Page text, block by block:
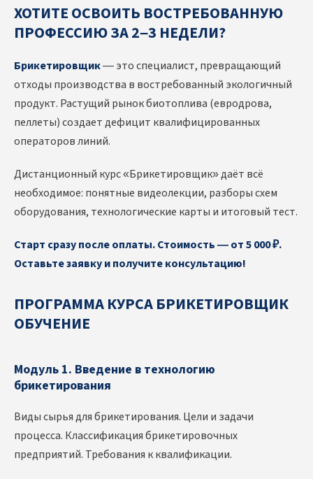
ХОТИТЕ ОСВОИТЬ ВОСТРЕБОВАННУЮ
ПРОФЕССИЮ ЗА 2–3 НЕДЕЛИ?
Брикетировщик— это специалист, превращающий
отходы производства в востребованный экологичный
продукт. Растущий рынок биотоплива (евродрова,
пеллеты) создает дефицит квалифицированных
операторов линий.
Дистанционный курс «Брикетировщик» даёт всё
необходимое: понятные видеолекции, разборы схем
оборудования, технологические карты и итоговый тест.
Старт сразу после оплаты. Стоимость — от 5 000 ₽.
Оставьте заявку и получите консультацию!
ПРОГРАММА КУРСА БРИКЕТИРОВЩИК
ОБУЧЕНИЕ
Модуль 1. Введение в технологию
брикетирования
Виды сырья для брикетирования. Цели и задачи
процесса. Классификация брикетировочных
предприятий. Требования к квалификации.